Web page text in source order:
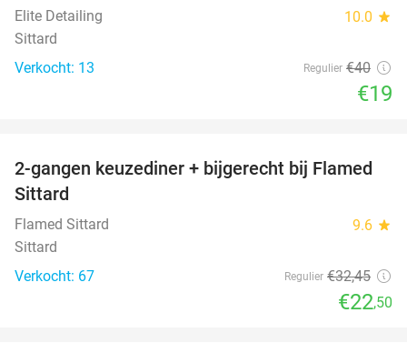
Elite Detailing 10.0 star
Sittard
Verkocht: 13
Regulier €40
€19
31%
2-gangen keuzediner + bijgerecht bij Flamed
Sittard
Flamed Sittard 9.6 star
Sittard
Verkocht: 67
Regulier €32,45
€22,50